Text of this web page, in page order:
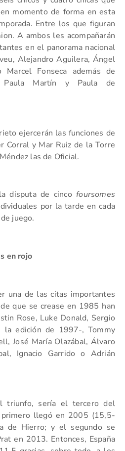
momento de forma en esta
Entre los que figuran
A ambos les acompañarán
en el panorama nacional
Alejandro Aguilera, Ángel
Fonseca además de
Paula Martín y Paula de
ejercerán las funciones de
Corral y Mar Ruiz de la Torre
las de Oficial.
disputa de cincofoursomes
por la tarde en cada
juego.
en rojo
una de las citas importantes
que se crease en 1985 han
Rose, Luke Donald, Sergio
la edición de 1997-, Tommy
José María Olazábal, Álvaro
Ignacio Garrido o Adrián
triunfo, sería el tercero del
primero llegó en 2005 (15,5-
de Hierro; y el segundo se
en 2013. Entonces, España